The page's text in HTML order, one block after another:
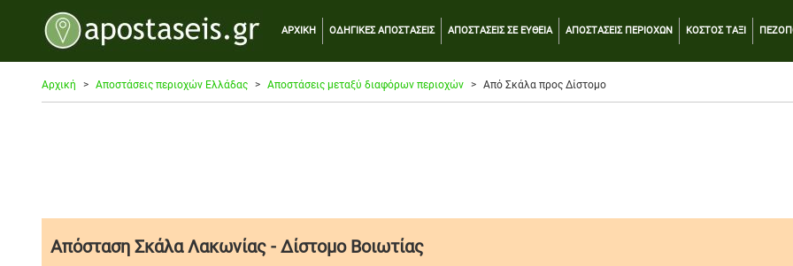
ΑΡΧΙΚΗ ΟΔΗΓΙΚΕΣ ΑΠΟΣΤΑΣΕΙΣ ΑΠΟΣΤΑΣΕΙΣ ΣΕ ΕΥΘΕΙΑ ΑΠΟΣΤΑΣΕΙΣ ΠΕΡΙΟΧΩΝ ΚΟΣΤΟΣ ΤΑΞΙ
Αρχική Αποστάσεις περιοχών Ελλάδας Αποστάσεις μεταξύ διαφόρων περιοχών Από Σκάλα προς Δίστομο
Απόσταση Σκάλα Λακωνίας - Δίστομο Βοιωτίας